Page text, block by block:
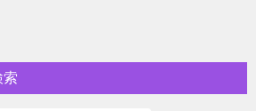
索